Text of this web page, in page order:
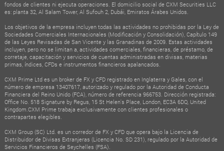
fondos de clientes ni ejecuta operaciones. El domicilio social de CXM Securities LLC
es: planta 32, Al Salam Tower, Al Sufouh 2, Dubái, Emiratos Árabes Unidos.
Los objetivos de la empresa incluyen todas las actividades no prohibidas por la Ley de
Sociedades Comerciales Internacionales (Modificación y Consolidación), Capítulo 149
de las Leyes Revisadas de San Vicente y las Granadinas de 2009. Estas actividades
incluyen, pero no se limitan a, actividades comerciales, financieras, de préstamo, de
corretaje, capacitación y servicios de cuentas administradas en divisas, materias
primas, índices, CFDs e instrumentos financieros apalancados.
CXM Prime Ltd es un broker de FX y CFD registrado en Inglaterra y Gales, con el
número de empresa 13407617, autorizado y regulado por la Autoridad de Conducta
Financiera del Reino Unido (FCA), número de referencia 966753. Dirección registrada:
Office No. 518 Signature by Regus, 15 St Helen's Place, London, EC3A 6DQ, United
Kingdom.CXM Prime trabaja exclusivamente con clientes profesionales o
contrapartes elegibles.
CXM Group (SC) Ltd. es un corredor de FX y CFD que opera bajo la Licencia de
Distribuidor de Divisas Extranjeras (Licencia No. SD 231), regulado por la Autoridad de
Servicios Financieros de Seychelles (FSA).